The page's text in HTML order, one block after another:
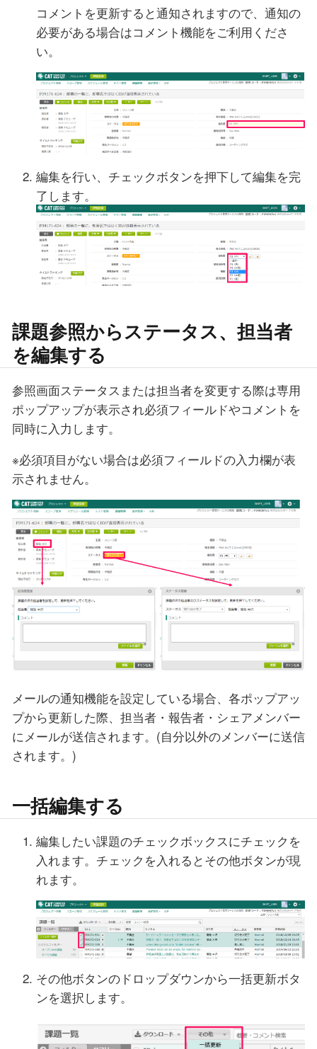
コメントを更新すると通知されますので、通知の
必要がある場合はコメント機能をご利用くださ
い。
編集を行い、チェックボタンを押下して編集を完
了します。
課題参照からステータス、担当者
を編集する
参照画面ステータスまたは担当者を変更する際は専用
ポップアップが表示され必須フィールドやコメントを
同時に入力します。
※必須項目がない場合は必須フィールドの入力欄が表
示されません。
メールの通知機能を設定している場合、各ポップアッ
プから更新した際、担当者・報告者・シェアメンバー
にメールが送信されます。(自分以外のメンバーに送信
されます。)
一括編集する
編集したい課題のチェックボックスにチェックを
入れます。チェックを入れるとその他ボタンが現
れます。
その他ボタンのドロップダウンから一括更新ボタ
ンを選択します。